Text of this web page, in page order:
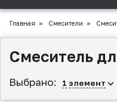
Главная » Смесители »
Смеситель
Выбрано: 1 элемент